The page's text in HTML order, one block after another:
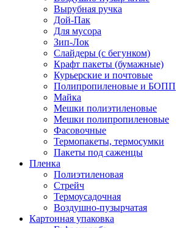
Вырубная ручка
Дой-Пак
Для мусора
Зип-Лок
Слайдеры (с бегунком)
Крафт пакеты (бумажные)
Курьерские и почтовые
Полипропиленовые и БОПП
Майка
Мешки полиэтиленовые
Мешки полипропиленовые
Фасовочные
Термопакеты, термосумки
Пакеты под саженцы
Пленка
Полиэтиленовая
Стрейч
Термоусадочная
Воздушно-пузырчатая
Картонная упаковка